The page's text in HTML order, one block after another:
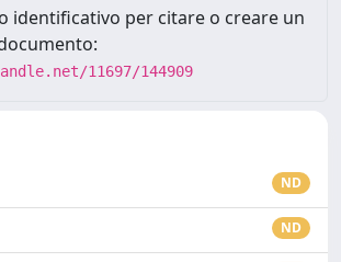
identificativo per citare o creare un
11697/144909
ND
ND